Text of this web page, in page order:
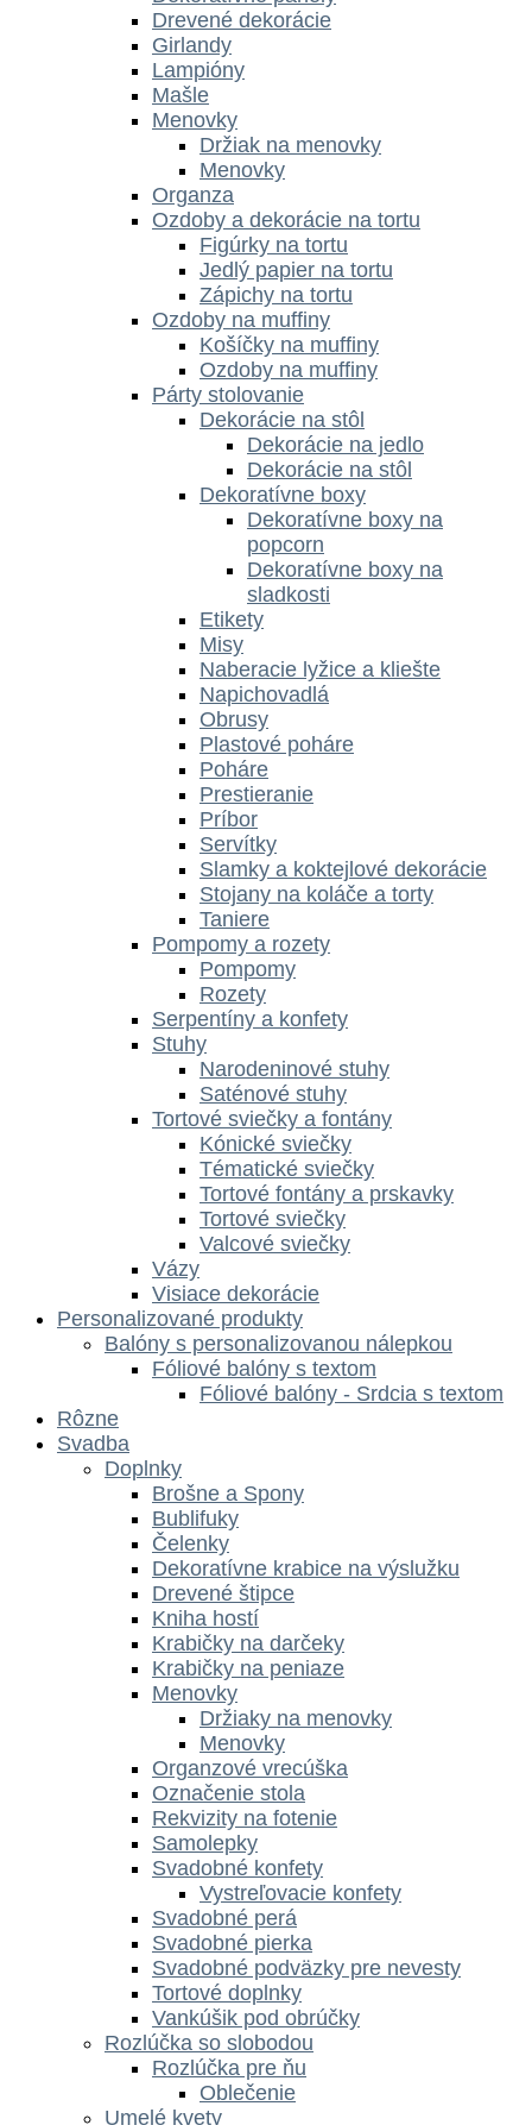
Drevené dekorácie
Girlandy
Lampióny
Mašle
Menovky
Držiak na menovky
Menovky
Organza
Ozdoby a dekorácie na tortu
Figúrky na tortu
Jedlý papier na tortu
Zápichy na tortu
Ozdoby na muffiny
Košíčky na muffiny
Ozdoby na muffiny
Párty stolovanie
Dekorácie na stôl
Dekorácie na jedlo
Dekorácie na stôl
Dekoratívne boxy
Dekoratívne boxy na
popcorn
Dekoratívne boxy na
sladkosti
Etikety
Misy
Naberacie lyžice a kliešte
Napichovadlá
Obrusy
Plastové poháre
Poháre
Prestieranie
Príbor
Servítky
Slamky a koktejlové dekorácie
Stojany na koláče a torty
Taniere
Pompomy a rozety
Pompomy
Rozety
Serpentíny a konfety
Stuhy
Narodeninové stuhy
Saténové stuhy
Tortové sviečky a fontány
Kónické sviečky
Tématické sviečky
Tortové fontány a prskavky
Tortové sviečky
Valcové sviečky
Vázy
Visiace dekorácie
Personalizované produkty
Balóny s personalizovanou nálepkou
Fóliové balóny s textom
Fóliové balóny - Srdcia s textom
Rôzne
Svadba
Doplnky
Brošne a Spony
Bublifuky
Čelenky
Dekoratívne krabice na výslužku
Drevené štipce
Kniha hostí
Krabičky na darčeky
Krabičky na peniaze
Menovky
Držiaky na menovky
Menovky
Organzové vrecúška
Označenie stola
Rekvizity na fotenie
Samolepky
Svadobné konfety
Vystreľovacie konfety
Svadobné perá
Svadobné pierka
Svadobné podväzky pre nevesty
Tortové doplnky
Vankúšik pod obrúčky
Rozlúčka so slobodou
Rozlúčka pre ňu
Oblečenie
Umelé kvety